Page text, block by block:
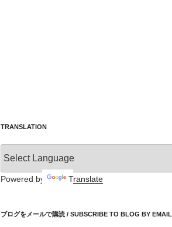
TRANSLATION
Powered by Translate
ブログをメールで購読 / SUBSCRIBE TO BLOG BY EMAIL